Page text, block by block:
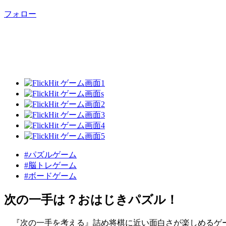
フォロー
#パズルゲーム
#脳トレゲーム
#ボードゲーム
次の一手は？おはじきパズル！
『次の一手を考える』詰め将棋に近い面白さが楽しめるゲ